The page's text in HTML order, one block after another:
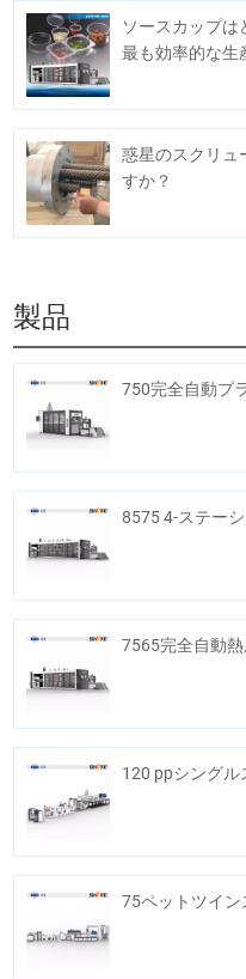
ソースカップは
最も効率的な生
惑星のスクリュ
すか？
製品
750完全自動プ
8575 4-ステー
7565完全自動
120 ppシングル
75ペットツイ